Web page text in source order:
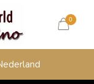
0
Fysieke winkel in